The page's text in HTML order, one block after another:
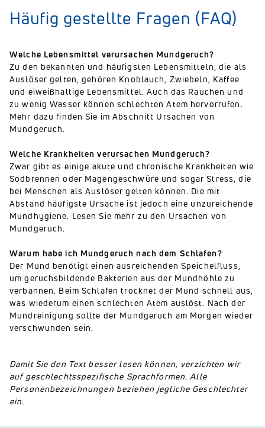
Häufig gestellte Fragen (FAQ)
Welche Lebensmittel verursachen Mundgeruch?
Zu den bekannten und häufigsten Lebensmitteln, die als
Auslöser gelten, gehören Knoblauch, Zwiebeln, Kaffee
und eiweißhaltige Lebensmittel. Auch das Rauchen und
zu wenig Wasser können schlechten Atem hervorrufen.
Mehr dazu finden Sie im Abschnitt Ursachen von
Mundgeruch.
Welche Krankheiten verursachen Mundgeruch?
Zwar gibt es einige akute und chronische Krankheiten wie
Sodbrennen oder Magengeschwüre und sogar Stress, die
bei Menschen als Auslöser gelten können. Die mit
Abstand häufigste Ursache ist jedoch eine unzureichende
Mundhygiene. Lesen Sie mehr zu den Ursachen von
Mundgeruch.
Warum habe ich Mundgeruch nach dem Schlafen?
Der Mund benötigt einen ausreichenden Speichelfluss,
um geruchsbildende Bakterien aus der Mundhöhle zu
verbannen. Beim Schlafen trocknet der Mund schnell aus,
was wiederum einen schlechten Atem auslöst. Nach der
Mundreinigung sollte der Mundgeruch am Morgen wieder
verschwunden sein.
Damit Sie den Text besser lesen können, verzichten wir
auf geschlechtsspezifische Sprachformen. Alle
Personenbezeichnungen beziehen jegliche Geschlechter
ein.